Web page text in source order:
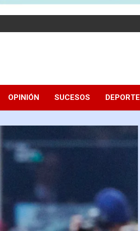
OPINIÓN SUCESOS DEPORTE